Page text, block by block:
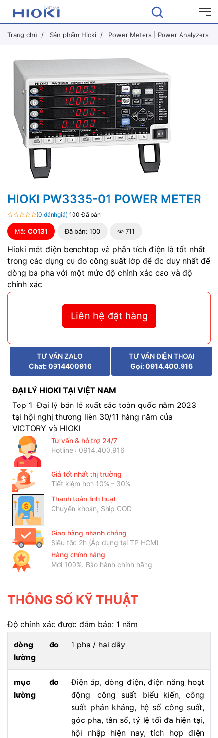
Trang chủ Sản phẩm Hioki Power Meters | Power Analyzers
HIOKI PW3335-01 POWER METER
(0 đánhgiá) 100 Đã bán
Mã: CO131 Đã bán: 100 711
Hioki mét điện benchtop và phân tích điện là tốt nhất
trong các dụng cụ đo công suất lớp để đo duy nhất để
dòng ba pha với một mức độ chính xác cao và độ
chính xác
Liên hệ đặt hàng
TƯ VẤN ZALO
Chat: 0914400916
TƯ VẤN ĐIỆN THOẠI
Gọi: 0914.400.916
ĐẠI LÝ HIOKI TẠI VIỆT NAM
Top 1 Đại lý bán lẻ xuất sắc toàn quốc năm 2023
tại hội nghị thương liên 30/11 hàng năm của
VICTORY và HIOKI
Tư vấn & hỗ trợ 24/7
Hotline : 0914.400.916
Giá tốt nhất thị trường
Tiết kiệm hơn 10% – 30%
Thanh toán linh hoạt
Chuyển khoản, Ship COD
Giao hàng nhanh chóng
Siêu tốc 2h (Áp dụng tại TP HCM)
Hàng chính hãng
Mới 100%. Bảo hành chính hãng
THÔNG SỐ KỸ THUẬT
Độ chính xác được đảm bảo: 1 năm
dòng đo
lường
1 pha / hai dây
mục đo
lường
Điện áp, dòng điện, điện năng hoạt
động, công suất biểu kiến, công
suất phản kháng, hệ số công suất,
góc pha, tần số, tỷ lệ tối đa hiện tại,
hội nhập hiện nay, tích hợp điện